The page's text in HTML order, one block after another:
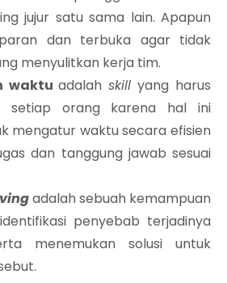
jujur satu sama lain. Apapun
dan terbuka agar tidak
menyulitkan kerja tim.
waktuadalah skillyang harus
setiap orang karena hal ini
mengatur waktu secara efisien
dan tanggung jawab sesuai
adalah sebuah kemampuan
penyebab terjadinya
menemukan solusi untuk